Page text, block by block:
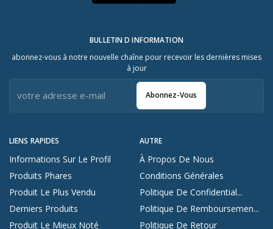
LIENS RAPIDES
Informations Sur Le Profil
Produits Phares
Produit Le Plus Vendu
Derniers Produits
Produit Le Mieux Noté
AUTRE
À Propos De Nous
Conditions Générales
Politique De Confidential...
Politique De Remboursemen...
Politique De Retour
BULLETIN D INFORMATION
abonnez-vous à notre nouvelle chaîne pour recevoir les dernières mises
à jour
Abonnez-Vous